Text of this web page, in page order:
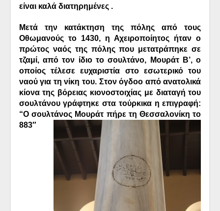
είναι καλά διατηρημένες .
Μετά την κατάκτηση της πόλης από τους
Οθωμανούς το 1430, η Αχειροποίητος ήταν ο
πρώτος ναός της πόλης που μετατράπηκε σε
τζαμί, από τον ίδιο το σουλτάνο, Μουράτ Β’, o
οποίος τέλεσε ευχαριστία στο εσωτερικό του
ναού για τη νίκη του. Στον όγδοο από ανατολικά
κίονα της βόρειας κιονοστοιχίας με διαταγή του
σουλτάνου γράφτηκε στα τούρκικα η επιγραφή:
“Ο σουλτάνος Μουράτ πήρε τη Θεσσαλονίκητο
883″